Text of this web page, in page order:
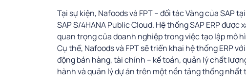
Tại sự kiện, Nafoods và FPT – đối tác Vàng của SAP
SAP S/4HANA Public Cloud. Hệ thống SAP ERP
quan trọng của doanh nghiệp trong việc tạo lập mô
Cụ thể, Nafoods và FPT sẽ triển khai hệ thống ERP
động bán hàng, tài chính – kế toán, quản lý chất
hành và quản lý dự án trên một nền tảng thống